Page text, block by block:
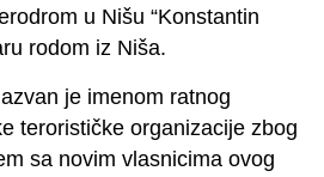
u Nišu “Konstantin
rodom iz Niša.
je imenom ratnog
terorističke organizacije zbog
sa novim vlasnicima ovog